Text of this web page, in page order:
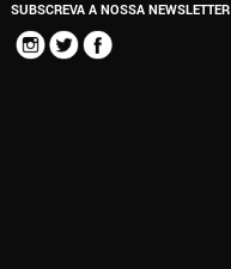
SUBSCREVA A NOSSA NEWSLETTER